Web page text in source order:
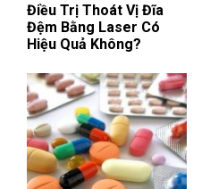
Điều Trị Thoát Vị Đĩa
Đệm Bằng Laser Có
Hiệu Quả Không?